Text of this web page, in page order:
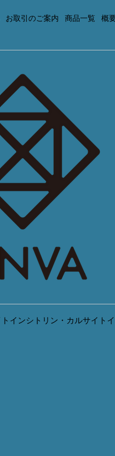
お取引のご案内 商品一覧 概
インシトリン・カルサイト